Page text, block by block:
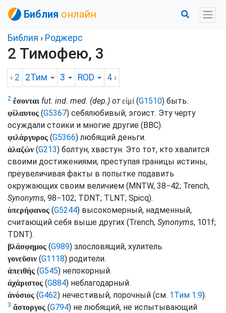
Библия онлайн
Библия › Роджерс
2 Тимофею, 3
‹ 2 2Тим 3 ROD 4 ›
2 ἔσονται fut. ind. med. (dep.) от εἰμί(G1510) быть.
φίλαυτος (G5367) себялюбивый, эгоист. Эту черту
осуждали стоики и многие другие (BBC).
φιλάργυρος (G5366) любящий деньги.
ἀλαζών (G213) болтун, хвастун. Это тот, кто хвалится
своими достижениями, преступая границы истины,
преувеличивая факты в попытке подавить
окружающих своим величием (MNTW, 38−42; Trench,
Synonyms, 98−102; TDNT; TLNT; Spicq).
ὑπερήφανος (G5244) высокомерный, надменный,
считающий себя выше других (Trench, Synonyms, 101f;
TDNT).
βλάσφημος (G989) злословящий, хулитель.
γονεῦσιν (G1118) родители.
ἀπειθής (G545) непокорный.
ἀχάριστος (G884) неблагодарный.
ἀνόσιος (G462) нечестивый, порочный (см. 1Тим 1:9).
3 ἄστοργος (G794) не любящий, не испытывающий